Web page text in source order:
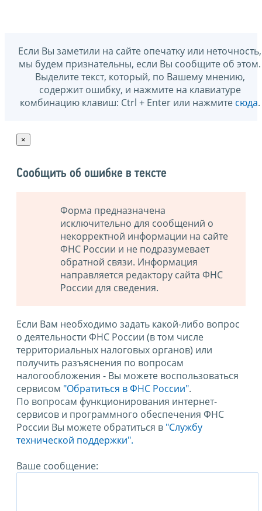
Если Вы заметили на сайте опечатку или неточность,
мы будем признательны, если Вы сообщите об этом.
Выделите текст, который, по Вашему мнению,
содержит ошибку, и нажмите на клавиатуре
комбинацию клавиш: Ctrl + Enter или нажмите сюда.
×
Сообщить об ошибке в тексте
Форма предназначена
исключительно для сообщений о
некорректной информации на сайте
ФНС России и не подразумевает
обратной связи. Информация
направляется редактору сайта ФНС
России для сведения.
Если Вам необходимо задать какой-либо вопрос
о деятельности ФНС России (в том числе
территориальных налоговых органов) или
получить разъяснения по вопросам
налогообложения - Вы можете воспользоваться
сервисом "Обратиться в ФНС России".
По вопросам функционирования интернет-
сервисов и программного обеспечения ФНС
России Вы можете обратиться в "Службу
технической поддержки".
Ваше сообщение: